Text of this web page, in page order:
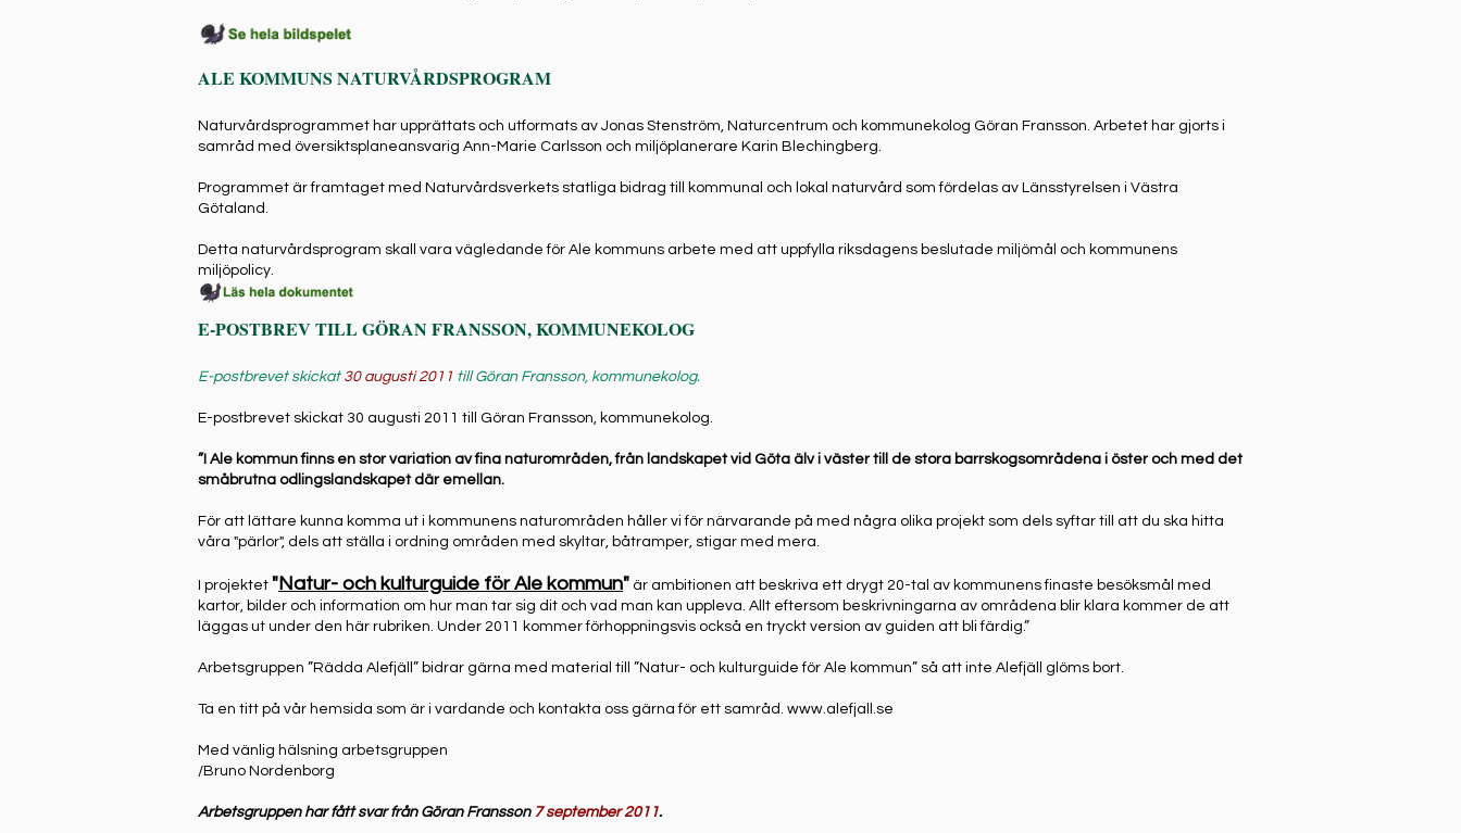
ALE KOMMUNS NATURVÅRDSPROGRAM
Naturvårdsprogrammet har upprättats och utformats av Jonas Stenström, Naturcentrum och kommunekolog Göran Fransson. Arbetet har gjorts i
samråd med översiktsplaneansvarig Ann-Marie Carlsson och miljöplanerare Karin Blechingberg.
Programmet är framtaget med Naturvårdsverkets statliga bidrag till kommunal och lokal naturvård som fördelas av Länsstyrelsen i Västra
Götaland.
Detta naturvårdsprogram skall vara vägledande för Ale kommuns arbete med att uppfylla riksdagens beslutade miljömål och kommunens
miljöpolicy.
E-POSTBREV TILL GÖRAN FRANSSON, KOMMUNEKOLOG
E-postbrevet skickat 30 augusti 2011 till Göran Fransson, kommunekolog.
E-postbrevet skickat 30 augusti 2011 till Göran Fransson, kommunekolog.
”I Ale kommun finns en stor variation av fina naturområden, från landskapet vid Göta älv i väster till de stora barrskogsområdena i öster och med det
småbrutna odlingslandskapet där emellan.
För att lättare kunna komma ut i kommunens naturområden håller vi för närvarande på med några olika projekt som dels syftar till att du ska hitta
våra "pärlor", dels att ställa i ordning områden med skyltar, båtramper, stigar med mera.
I projektet "Natur- och kulturguide för Ale kommun" är ambitionen att beskriva ett drygt 20-tal av kommunens finaste besöksmål med
kartor, bilder och information om hur man tar sig dit och vad man kan uppleva. Allt eftersom beskrivningarna av områdena blir klara kommer de att
läggas ut under den här rubriken. Under 2011 kommer förhoppningsvis också en tryckt version av guiden att bli färdig.”
Arbetsgruppen ”Rädda Alefjäll” bidrar gärna med material till ”Natur- och kulturguide för Ale kommun” så att inte Alefjäll glöms bort.
Ta en titt på vår hemsida som är i vardande och kontakta oss gärna för ett samråd. www.alefjall.se
Med vänlig hälsning arbetsgruppen
/Bruno Nordenborg
Arbetsgruppen har fått svar från Göran Fransson 7 september 2011.